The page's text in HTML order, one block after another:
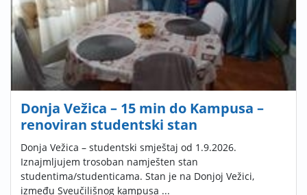
Donja Vežica – 15 min do Kampusa –
renoviran studentski stan
Donja Vežica – studentski smještaj od 1.9.2026.
Iznajmljujem trosoban namješten stan
studentima/studenticama. Stan je na Donjoj Vežici,
između Sveučilišnog kampusa ...